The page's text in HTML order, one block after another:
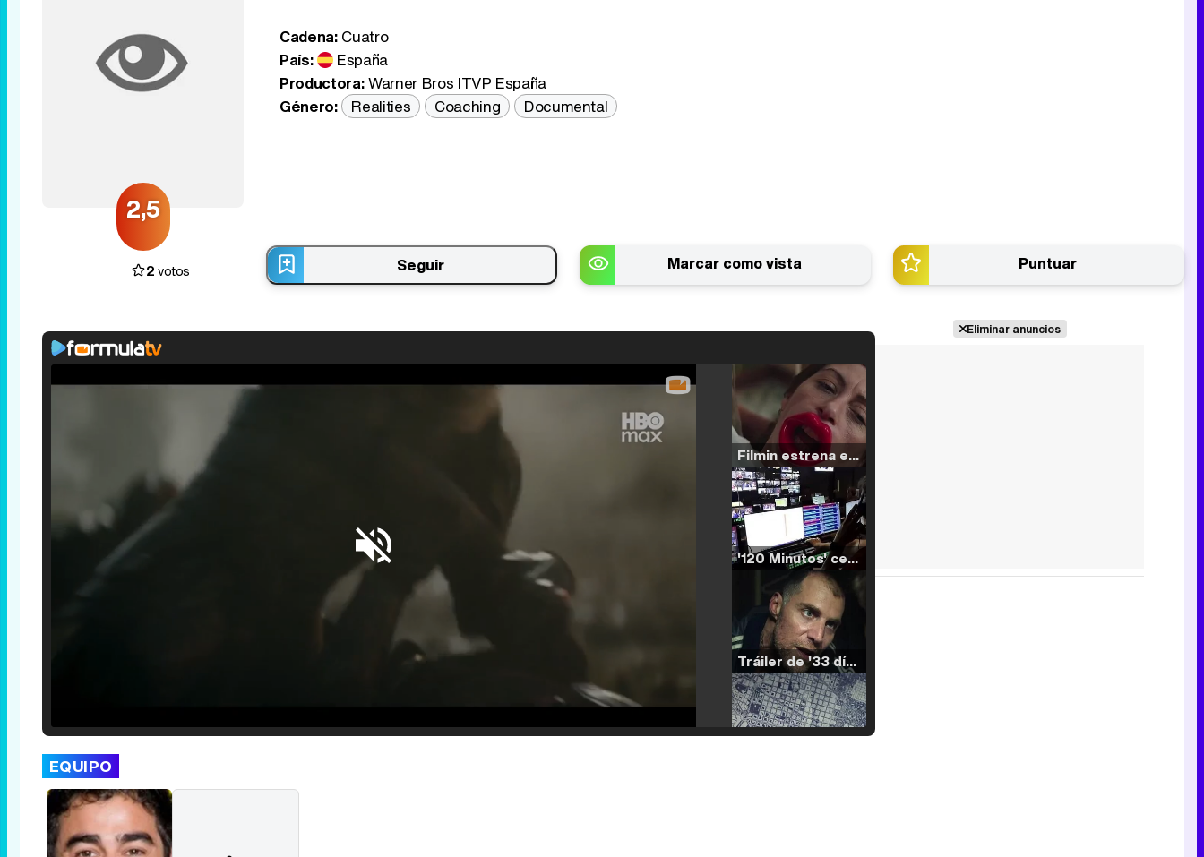
2,5
Cadena:Cuatro
País:
España
Productora:Warner Bros ITVP España
Género:
Realities Coaching Documental
2votos Seguir Marcar como vista Puntuar
Filmin estrena el tráiler de 'Millennial Mal', su nueva comedia universitaria de la mano de Lorena Iglesias
'120 Minutos' celebra sus 2.000 programas en Telemadrid con un vídeo del día a día en la redacción
Tráiler de '33 días', la nueva serie de Atresplayer con Julián Villagrán y José Manuel Poga
EQUIPO
Eliminar anuncios